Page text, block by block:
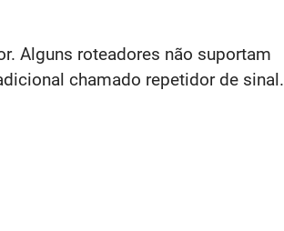
Alguns roteadores não suportam
chamado repetidor de sinal.